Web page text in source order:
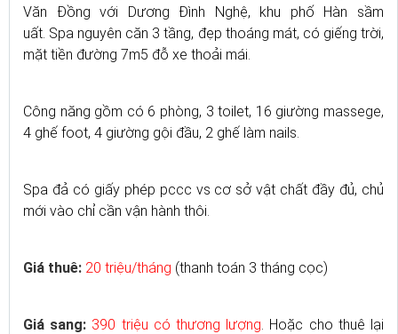
Văn Đồng với Dương Đình Nghệ, khu phố Hàn sầm
uất. Spa nguyên căn 3 tầng, đẹp thoáng mát, có giếng trời,
mặt tiền đường 7m5 đỗ xe thoải mái.
Công năng gồm có 6 phòng, 3 toilet, 16 giường massege,
4 ghế foot, 4 giường gội đầu, 2 ghế làm nails.
Spa đả có giấy phép pccc vs cơ sở vật chất đầy đủ, chủ
mới vào chỉ cần vận hành thôi.
Giá thuê: 20 triệu/tháng (thanh toán 3 tháng cọc)
Giá sang: 390 triệu có thương lượng. Hoặc cho thuê lại